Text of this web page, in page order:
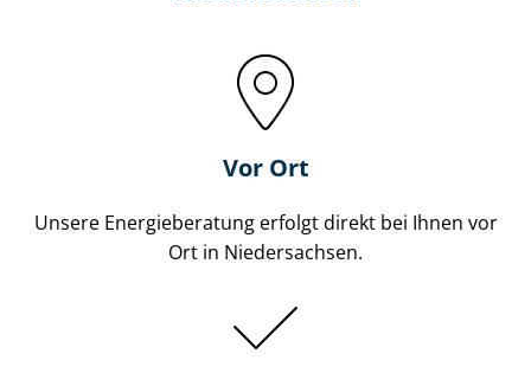
Vor Ort
Unsere Energieberatung erfolgt direkt bei Ihnen vor
Ort in Niedersachsen.